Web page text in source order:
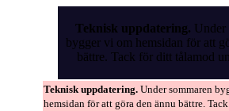
Teknisk uppdatering. Under
bygger vi om hemsidan för att
bättre. Tack för ditt tålamod
Teknisk uppdatering. Under sommaren
hemsidan för att göra den ännu bättre.